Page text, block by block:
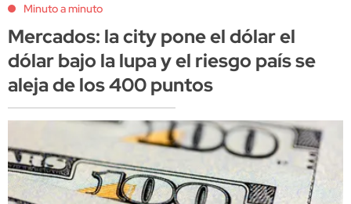
Minuto a minuto
Mercados: la city pone el dólar el
dólar bajo la lupa y el riesgo país se
aleja de los 400 puntos